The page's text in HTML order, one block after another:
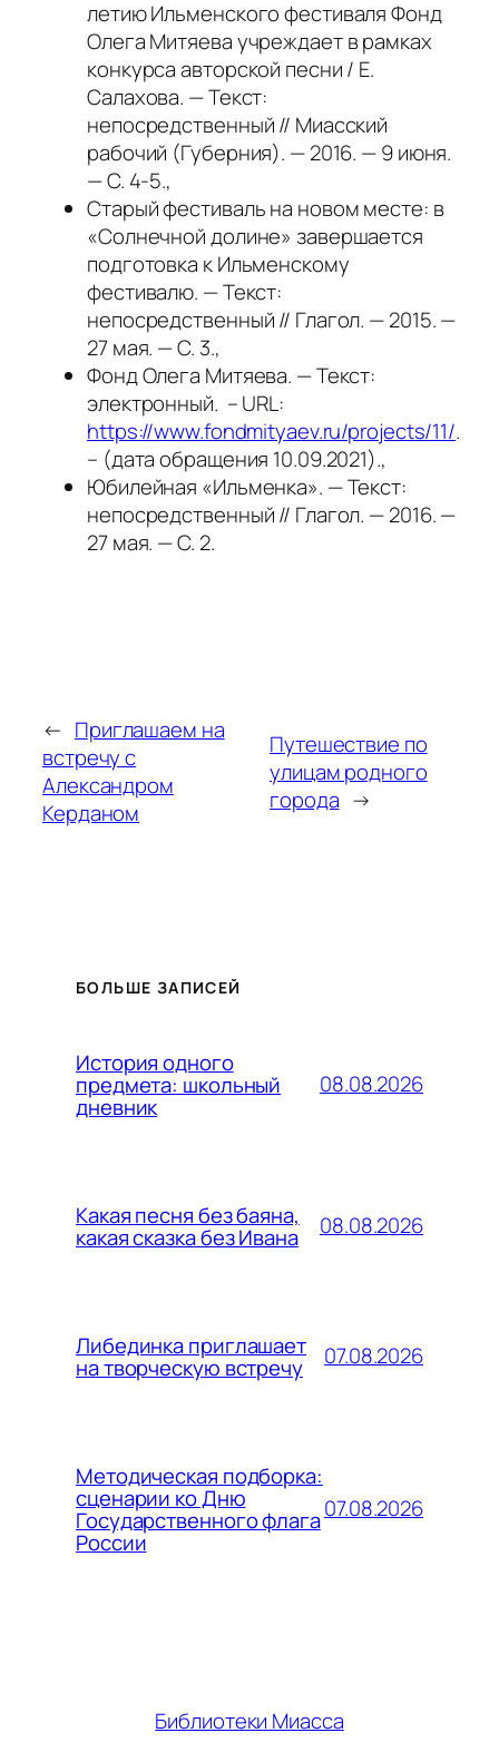
летию Ильменского фестиваля Фонд
Олега Митяева учреждает в рамках
конкурса авторской песни / Е.
Салахова. — Текст:
непосредственный // Миасский
рабочий (Губерния). — 2016. — 9 июня.
— С. 4-5.,
Старый фестиваль на новом месте: в
«Солнечной долине» завершается
подготовка к Ильменскому
фестивалю. — Текст:
непосредственный // Глагол. — 2015. —
27 мая. — С. 3.,
Фонд Олега Митяева. — Текст:
электронный. – URL:
https://www.fondmityaev.ru/projects/11/.
– (дата обращения 10.09.2021).,
Юбилейная «Ильменка». — Текст:
непосредственный // Глагол. — 2016. —
27 мая. — С. 2.
← Приглашаем на
встречу с
Александром
Керданом
Путешествие по
улицам родного
города →
БОЛЬШЕ ЗАПИСЕЙ
История одного
предмета: школьный
дневник
08.08.2026
Какая песня без баяна,
какая сказка без Ивана 08.08.2026
Либединка приглашает
на творческую встречу 07.08.2026
Методическая подборка:
сценарии ко Дню
Государственного флага
России
07.08.2026
Библиотеки Миасса